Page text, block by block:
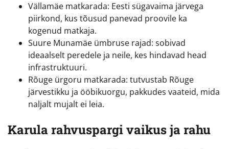
Vällamäe matkarada: Eesti sügavaima järvega
piirkond, kus tõusud panevad proovile ka
kogenud matkaja.
Suure Munamäe ümbruse rajad: sobivad
ideaalselt peredele ja neile, kes hindavad head
infrastruktuuri.
Rõuge ürgoru matkarada: tutvustab Rõuge
järvestikku ja ööbikuorgu, pakkudes vaateid, mida
naljalt mujalt ei leia.
Karula rahvuspargi vaikus ja rahu